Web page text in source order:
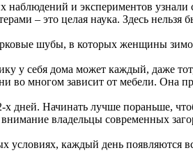
наблюдений и экспериментов
– это целая наука. Здесь
шубы, в которых женщины
у себя дома может каждый, даже
во многом зависит от мебели. Она
дней. Начинать лучше пораньше,
владельцы современных
условиях, каждый день появляются